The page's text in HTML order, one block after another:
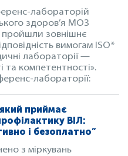
лабораторій
здоров’я МОЗ
пройшли зовнішнє
вимогам ISO*
лабораторії —
та компетентності».
лабораторії:
приймає
ВІЛ:
і безоплатно”
з міркувань